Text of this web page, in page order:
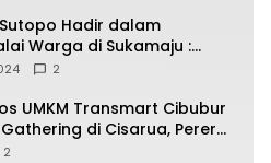
Hadir dalam
Warga di Sukamaju :
Kolaborasi dan
2
UMKM Transmart Cibubur
di Cisarua, Pererat
Kekompakan
2